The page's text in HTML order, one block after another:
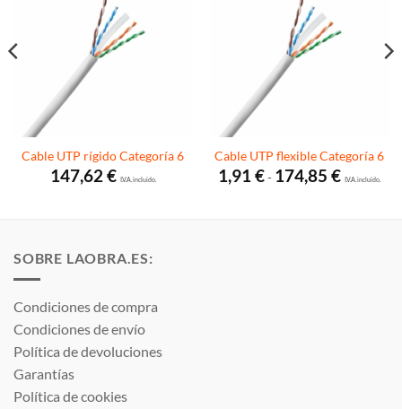
Cable UTP rígido Categoría 6
147,62 €I.V.A. incluido.
Cable UTP flexible Categoría 6
1,91€- 174,85 €Rango
de
I.V.A. incluido.
SOBRE LAOBRA.ES:
Condiciones de compra
Condiciones de envío
Política de devoluciones
Garantías
Política de cookies